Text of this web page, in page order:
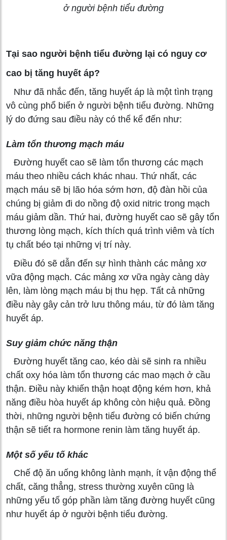
ở người bệnh tiểu đường
Tại sao người bệnh tiểu đường lại có nguy cơ
cao bị tăng huyết áp?
Như đã nhắc đến, tăng huyết áp là một tình trạng
vô cùng phổ biến ở người bệnh tiểu đường. Những
lý do đứng sau điều này có thể kể đến như:
Làm tổn thương mạch máu
Đường huyết cao sẽ làm tổn thương các mạch
máu theo nhiều cách khác nhau. Thứ nhất, các
mạch máu sẽ bị lão hóa sớm hơn, độ đàn hồi của
chúng bị giảm đi do nồng độ oxid nitric trong mạch
máu giảm dần. Thứ hai, đường huyết cao sẽ gây tổn
thương lòng mạch, kích thích quá trình viêm và tích
tụ chất béo tại những vị trí này.
Điều đó sẽ dẫn đến sự hình thành các mảng xơ
vữa động mạch. Các mảng xơ vữa ngày càng dày
lên, làm lòng mạch máu bị thu hẹp. Tất cả những
điều này gây cản trở lưu thông máu, từ đó làm tăng
huyết áp.
Suy giảm chức năng thận
Đường huyết tăng cao, kéo dài sẽ sinh ra nhiều
chất oxy hóa làm tổn thương các mao mạch ở cầu
thận. Điều này khiến thận hoạt động kém hơn, khả
năng điều hòa huyết áp không còn hiệu quả. Đồng
thời, những người bệnh tiểu đường có biến chứng
thận sẽ tiết ra hormone renin làm tăng huyết áp.
Một số yếu tố khác
Chế độ ăn uống không lành mạnh, ít vận động thể
chất, căng thẳng, stress thường xuyên cũng là
những yếu tố góp phần làm tăng đường huyết cũng
như huyết áp ở người bệnh tiểu đường.